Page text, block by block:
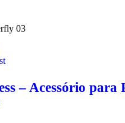
– Acessório para